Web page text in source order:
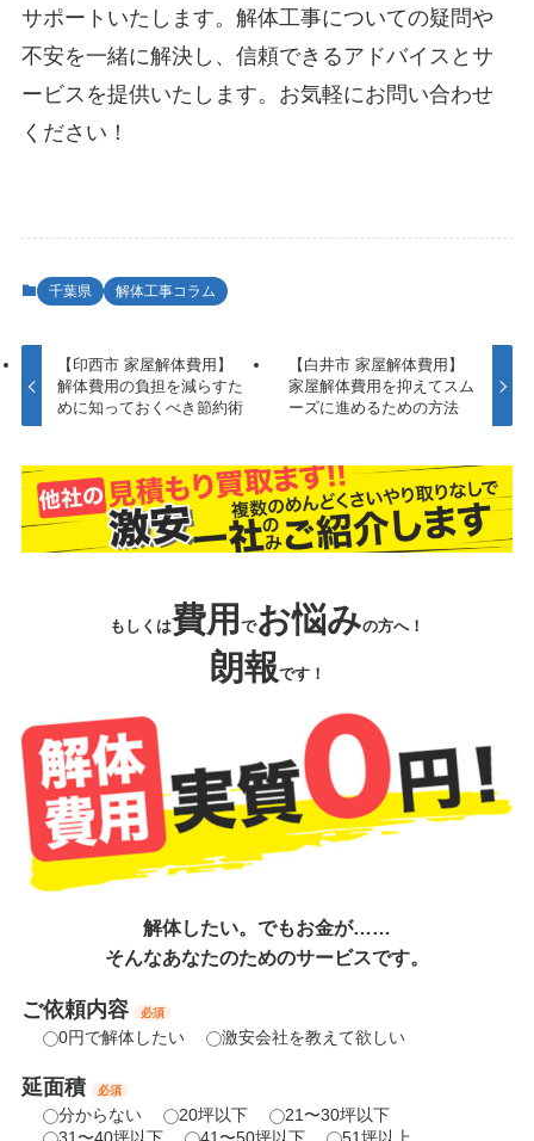
サポートいたします。解体工事についての疑問や
不安を一緒に解決し、信頼できるアドバイスとサ
ービスを提供いたします。お気軽にお問い合わせ
ください！
千葉県 解体工事コラム
【印西市 家屋解体費用】
解体費用の負担を減らすた
めに知っておくべき節約術
【白井市 家屋解体費用】
家屋解体費用を抑えてスム
ーズに進めるための方法
もしくは費用 でお悩みの方へ！
朗報です！
解体したい。でもお金が……
そんなあなたのためのサービスです。
ご依頼内容 必須
0円で解体したい 激安会社を教えて欲しい
延面積 必須
分からない 20坪以下
21〜30坪以下